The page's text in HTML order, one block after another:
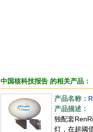
中国核科技报告 的相关产品：
产品名称：
产品描述：
独配套
灯，在超阈